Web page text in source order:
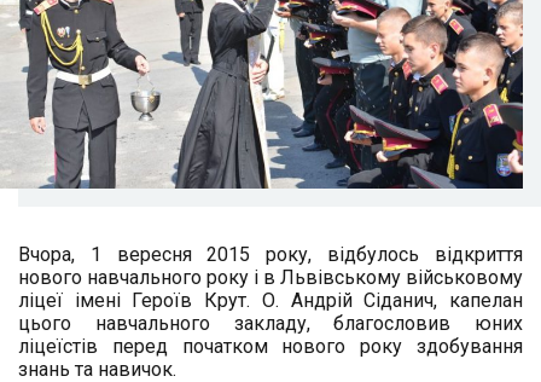
Вчора, 1 вересня 2015 року, відбулось відкриття
нового навчального року і в Львівському військовому
ліцеї імені Героїв Крут. О. Андрій Сіданич, капелан
цього навчального закладу, благословив юних
ліцеїстів перед початком нового року здобування
знань та навичок.